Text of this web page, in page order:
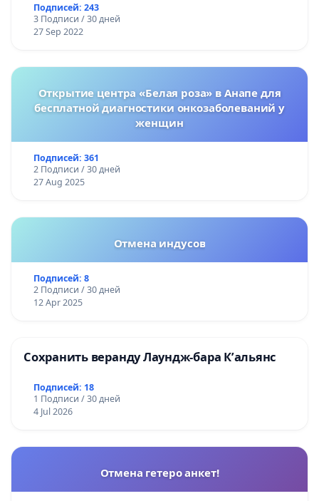
Подписей: 243
3 Подписи / 30 дней
27 Sep 2022
Открытие центра «Белая роза» в Анапе для
бесплатной диагностики онкозаболеваний у
женщин
Подписей: 361
2 Подписи / 30 дней
27 Aug 2025
Отмена индусов
Подписей: 8
2 Подписи / 30 дней
12 Apr 2025
Сохранить веранду Лаундж-бара К’альянс
Подписей: 18
1 Подписи / 30 дней
4 Jul 2026
Отмена гетеро анкет!